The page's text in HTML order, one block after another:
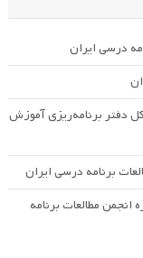
درسی ایران
دفتر برنامه‌ریزی آموزش
برنامه درسی ایران
مطالعات برنامه